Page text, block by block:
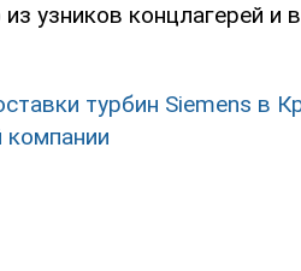
узников концлагерей и
турбин Siemens в
компании